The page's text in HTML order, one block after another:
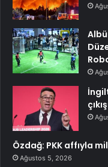
Özdağ: PKK affıyla
Ağustos 5, 2026